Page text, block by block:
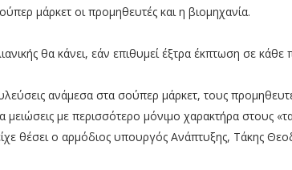
μάρκετ οι προμηθευτές και η βιομηχανία.
θα κάνει, εάν επιθυμεί έξτρα έκπτωση σε κάθε
ανάμεσα στα σούπερ μάρκετ, τους
μειώσεις με περισσότερο μόνιμο χαρακτήρα στους
θέσει ο αρμόδιος υπουργός Ανάπτυξης, Τάκης